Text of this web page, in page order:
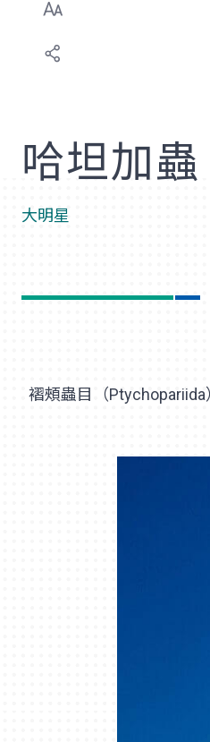
選
喜
哈坦加蟲
大明星
褶頰蟲目（